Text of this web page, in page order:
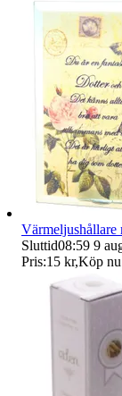
Värmeljushållare
Sluttid08:59 9
Pris:15 kr,Köp nu